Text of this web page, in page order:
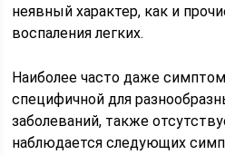
неявный характер, как и
воспаления легких.
Наиболее часто даже
специфичной для
заболеваний, также
наблюдается следующих